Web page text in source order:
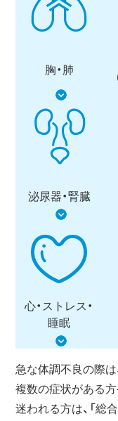
胸・肺
泌尿器・腎臓
心・ストレス・
睡眠
急な体調不良の際は
複数の症状がある
迷われる方は、「総